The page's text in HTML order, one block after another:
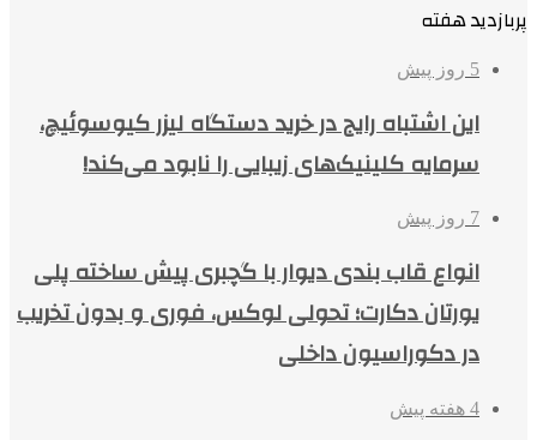
پربازدید هفته
5 روز پیش
این اشتباه رایج در خرید دستگاه لیزر کیوسوئیچ،
سرمایه کلینیک‌های زیبایی را نابود می‌کند!
7 روز پیش
انواع قاب بندی دیوار با گچبری پیش ساخته پلی
یورتان دکارت؛ تحولی لوکس، فوری و بدون تخریب
در دکوراسیون داخلی
4 هفته پیش